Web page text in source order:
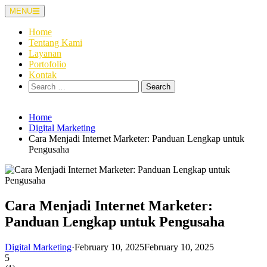
Skip
to
content
MENU
Home
Tentang Kami
Layanan
Portofolio
Kontak
Search
for:
Home
Digital Marketing
Cara Menjadi Internet Marketer: Panduan Lengkap untuk
Pengusaha
Cara Menjadi Internet Marketer:
Panduan Lengkap untuk Pengusaha
Digital Marketing·February 10, 2025February 10, 2025
5